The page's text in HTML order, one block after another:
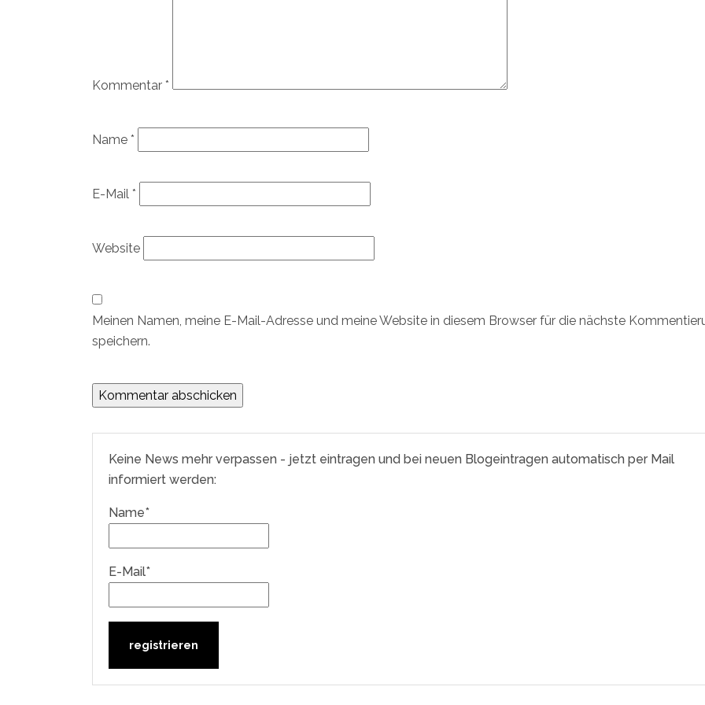
Kommentar *
Name *
E-Mail *
Website
Meinen Namen, meine E-Mail-Adresse und meine Website in diesem Browser für die nächste
speichern.
Keine News mehr verpassen - jetzt eintragen und bei neuen Blogeintragen automatisch per Mail
informiert werden:
Name*
E-Mail*